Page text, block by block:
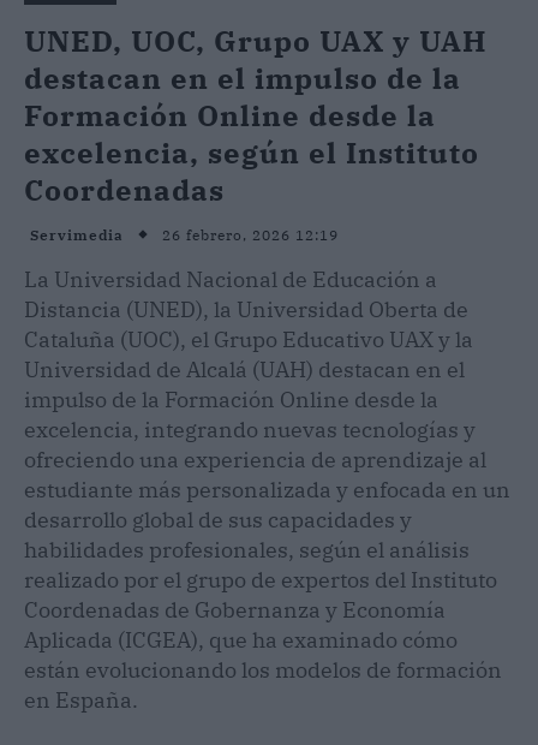
UNED, UOC, Grupo UAX y UAH
destacan en el impulso de la
Formación Online desde la
excelencia, según el Instituto
Coordenadas
Servimedia 26 febrero, 2026 12:19
La Universidad Nacional de Educación a
Distancia (UNED), la Universidad Oberta de
Cataluña (UOC), el Grupo Educativo UAX y la
Universidad de Alcalá (UAH) destacan en el
impulso de la Formación Online desde la
excelencia, integrando nuevas tecnologías y
ofreciendo una experiencia de aprendizaje al
estudiante más personalizada y enfocada en un
desarrollo global de sus capacidades y
habilidades profesionales, según el análisis
realizado por el grupo de expertos del Instituto
Coordenadas de Gobernanza y Economía
Aplicada (ICGEA), que ha examinado cómo
están evolucionando los modelos de formación
en España.